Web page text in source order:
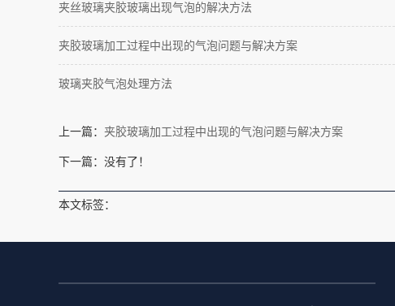
夹丝玻璃夹胶玻璃出现气泡的解决方法
夹胶玻璃加工过程中出现的气泡问题与解决方案
玻璃夹胶气泡处理方法
上一篇： 夹胶玻璃加工过程中出现的气泡问题与解决方案
下一篇：没有了！
本文标签：